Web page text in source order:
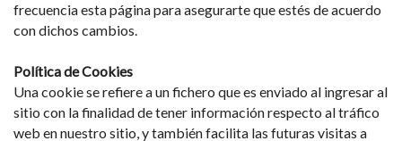
frecuencia esta página para asegurarte que estés de acuerdo
con dichos cambios.
Política de Cookies
Una cookie se refiere a un fichero que es enviado al ingresar al
sitio con la finalidad de tener información respecto al tráfico
web en nuestro sitio, y también facilita las futuras visitas a